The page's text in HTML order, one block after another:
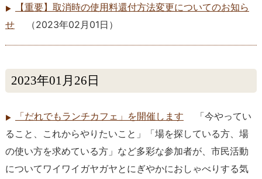
【重要】取消時の使用料還付方法変更についてのお知ら
せ
（2023年02月01日 ）
2023年01月26日
「だれでもランチカフェ」を開催します
「今やってい
ること、これからやりたいこと」「場を探している方、場
の使い方を求めている方」など多彩な参加者が、市民活動
についてワイワイガヤガヤとにぎやかにおしゃべりする気